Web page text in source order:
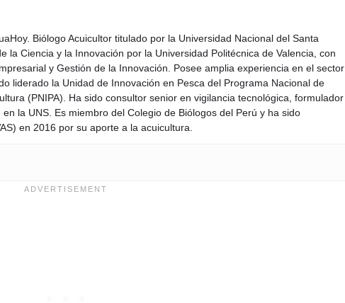
Biólogo Acuicultor titulado por la Universidad Nacional del Santa
la Ciencia y la Innovación por la Universidad Politécnica de Valencia, con
y Gestión de la Innovación. Posee amplia experiencia en el sector
liderado la Unidad de Innovación en Pesca del Programa Nacional de
(PNIPA). Ha sido consultor senior en vigilancia tecnológica, formulador
la UNS. Es miembro del Colegio de Biólogos del Perú y ha sido
en 2016 por su aporte a la acuicultura.